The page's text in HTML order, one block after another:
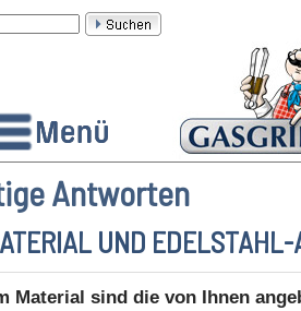
Antworten
UND
Material sind die von Ihnen